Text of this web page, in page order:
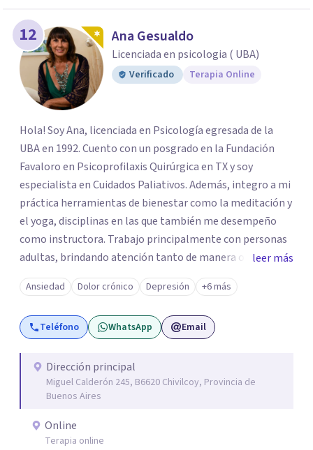
12 Ana Gesualdo
Licenciada en psicologia ( UBA)
Verificado Terapia Online
Hola! Soy Ana, licenciada en Psicología egresada de la
UBA en 1992. Cuento con un posgrado en la Fundación
Favaloro en Psicoprofilaxis Quirúrgica en TX y soy
especialista en Cuidados Paliativos. Además, integro a mi
práctica herramientas de bienestar como la meditación y
el yoga, disciplinas en las que también me desempeño
como instructora. Trabajo principalmente con personas
adultas, brindando atención tanto de manera online
como en el consultorio, adaptándome a las necesidades
de cada paciente. Acompaño procesos vinculados a la
ansiedad, la depresión, el estrés, el duelo, el dolor crónico
y distintos momentos vitales que requieren contención,
leer más
Ansiedad Dolor crónico Depresión +6 más
Teléfono WhatsApp Email
Dirección principal
Miguel Calderón 245, B6620 Chivilcoy, Provincia de
Buenos Aires
Online
Terapia online